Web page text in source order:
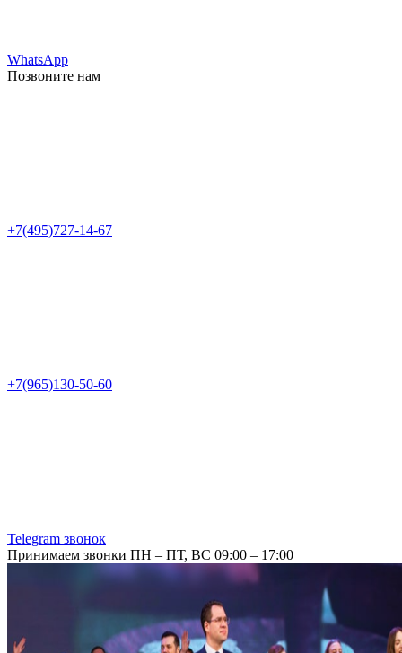
WhatsApp
Позвоните нам
+7(495)727-14-67
+7(965)130-50-60
Telegram звонок
Принимаем звонки ПН – ПТ, ВС 09:00 – 17:00